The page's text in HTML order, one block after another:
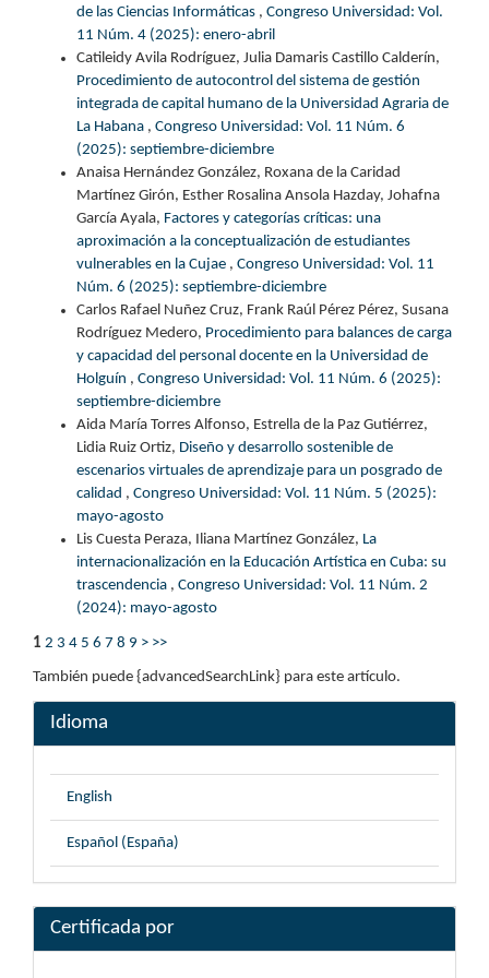
de las Ciencias Informáticas , Congreso Universidad: Vol.
11 Núm. 4 (2025): enero-abril
Catileidy Avila Rodríguez, Julia Damaris Castillo Calderín,
Procedimiento de autocontrol del sistema de gestión
integrada de capital humano de la Universidad Agraria de
La Habana , Congreso Universidad: Vol. 11 Núm. 6
(2025): septiembre-diciembre
Anaisa Hernández González, Roxana de la Caridad
Martínez Girón, Esther Rosalina Ansola Hazday, Johafna
García Ayala, Factores y categorías críticas: una
aproximación a la conceptualización de estudiantes
vulnerables en la Cujae , Congreso Universidad: Vol. 11
Núm. 6 (2025): septiembre-diciembre
Carlos Rafael Nuñez Cruz, Frank Raúl Pérez Pérez, Susana
Rodríguez Medero, Procedimiento para balances de carga
y capacidad del personal docente en la Universidad de
Holguín , Congreso Universidad: Vol. 11 Núm. 6 (2025):
septiembre-diciembre
Aida María Torres Alfonso, Estrella de la Paz Gutiérrez,
Lidia Ruiz Ortiz, Diseño y desarrollo sostenible de
escenarios virtuales de aprendizaje para un posgrado de
calidad , Congreso Universidad: Vol. 11 Núm. 5 (2025):
mayo-agosto
Lis Cuesta Peraza, Iliana Martínez González, La
internacionalización en la Educación Artística en Cuba: su
trascendencia , Congreso Universidad: Vol. 11 Núm. 2
(2024): mayo-agosto
1 2 3 4 5 6 7 8 9 > >>
También puede {advancedSearchLink} para este artículo.
Idioma
English
Español (España)
Certificada por